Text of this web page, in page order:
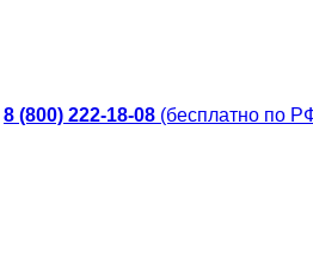
8 (800) 222-18-08 (бесплатно по